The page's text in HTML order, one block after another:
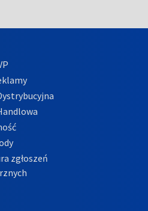
zgłoszeń